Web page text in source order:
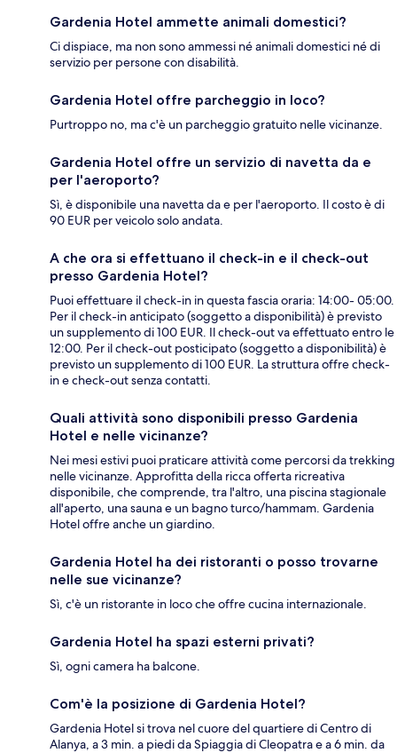
Gardenia Hotel ammette animali domestici?
Ci dispiace, ma non sono ammessi né animali domestici né di
servizio per persone con disabilità.
Gardenia Hotel offre parcheggio in loco?
Purtroppo no, ma c'è un parcheggio gratuito nelle vicinanze.
Gardenia Hotel offre un servizio di navetta da e
per l'aeroporto?
Sì, è disponibile una navetta da e per l'aeroporto. Il costo è di
90 EUR per veicolo solo andata.
A che ora si effettuano il check-in e il check-out
presso Gardenia Hotel?
Puoi effettuare il check-in in questa fascia oraria: 14:00- 05:00.
Per il check-in anticipato (soggetto a disponibilità) è previsto
un supplemento di 100 EUR. Il check-out va effettuato entro le
12:00. Per il check-out posticipato (soggetto a disponibilità) è
previsto un supplemento di 100 EUR. La struttura offre check-
in e check-out senza contatti.
Quali attività sono disponibili presso Gardenia
Hotel e nelle vicinanze?
Nei mesi estivi puoi praticare attività come percorsi da trekking
nelle vicinanze. Approfitta della ricca offerta ricreativa
disponibile, che comprende, tra l'altro, una piscina stagionale
all'aperto, una sauna e un bagno turco/hammam. Gardenia
Hotel offre anche un giardino.
Gardenia Hotel ha dei ristoranti o posso trovarne
nelle sue vicinanze?
Sì, c'è un ristorante in loco che offre cucina internazionale.
Gardenia Hotel ha spazi esterni privati?
Sì, ogni camera ha balcone.
Com'è la posizione di Gardenia Hotel?
Gardenia Hotel si trova nel cuore del quartiere di Centro di
Alanya, a 3 min. a piedi da Spiaggia di Cleopatra e a 6 min. da